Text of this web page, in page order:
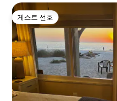
게스트 선호
게스트 선호